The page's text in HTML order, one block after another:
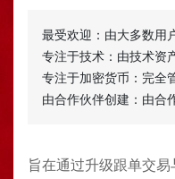
最受欢迎：由大多数用
专注于技术：由技术资
专注于加密货币：完全
由合作伙伴创建：由合
旨在通过升级跟单交